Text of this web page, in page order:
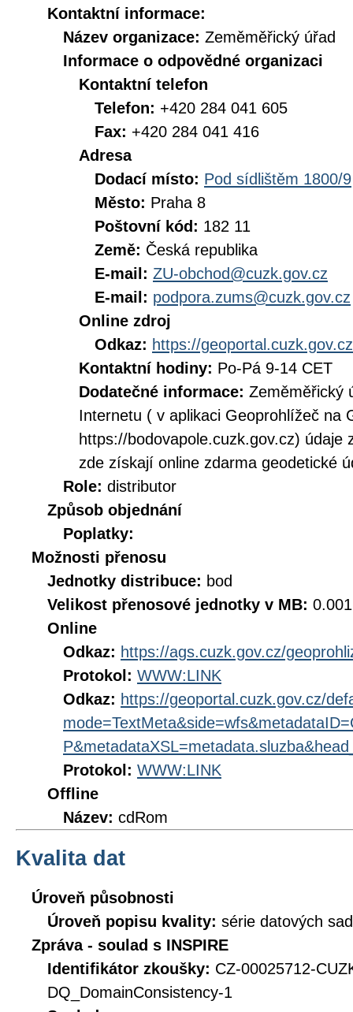
Kontaktní informace:
Název organizace: Zeměměřický úřad
Informace o odpovědné organizaci
Kontaktní telefon
Telefon: +420 284 041 605
Fax: +420 284 041 416
Adresa
Dodací místo: Pod sídlištěm 1800/9
Město: Praha 8
Poštovní kód: 182 11
Země: Česká republika
E-mail: ZU-obchod@cuzk.gov.cz
E-mail: podpora.zums@cuzk.gov.cz
Online zdroj
Odkaz: https://geoportal.cuzk.gov.cz
Kontaktní hodiny: Po-Pá 9-14 CET
Dodatečné informace: Zeměměřický
Internetu ( v aplikaci Geoprohlížeč na
https://bodovapole.cuzk.gov.cz)
zde získají online zdarma geodetické
Role: distributor
Způsob objednání
Poplatky:
Možnosti přenosu
Jednotky distribuce: bod
Velikost přenosové jednotky v MB: 0.001
Online
Odkaz: https://ags.cuzk.gov.cz/
Protokol: WWW:LINK
Odkaz: https://geoportal.cuzk.gov.cz/
Protokol: WWW:LINK
Offline
Název: cdRom
Kvalita dat
Úroveň působnosti
Úroveň popisu kvality: série datových sad
Zpráva - soulad s INSPIRE
Identifikátor zkoušky: CZ-00025712-
DQ_DomainConsistency-1